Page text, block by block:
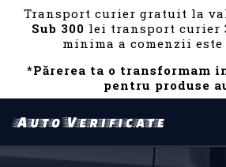
Transport curier gratuit la
Sub 300 lei transport curier
minima a comenzii este
*Părerea ta o transformam
pentru produse